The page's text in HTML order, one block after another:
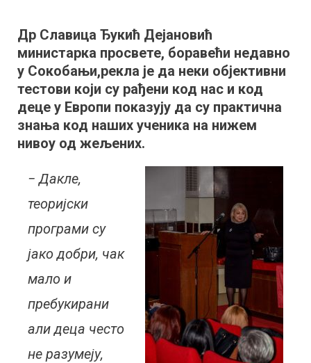
Дејановић
приликом
посете
Сокобањи:
„Мора
се
радити
на
просветних
радника”
Др Славица Ђукић Дејановић
министарка просвете, боравећи недавно
у Сокобањи,рекла је да неки објективни
тестови који су рађени код нас и код
деце у Европи показују да су практична
знања код наших ученика на нижем
нивоу од жељених.
− Дакле,
теоријски
програми су
јако добри, чак
мало и
пребукирани
али деца често
не разумеју,